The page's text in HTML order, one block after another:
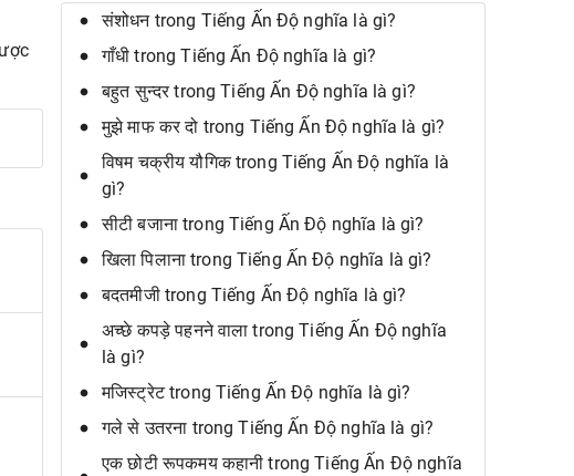
संशोधन trong Tiếng Ấn Độ nghĩa là gì?
गाँधी trong Tiếng Ấn Độ nghĩa là gì?
बहुत सुन्दर trong Tiếng Ấn Độ nghĩa là gì?
मुझे माफ कर दो trong Tiếng Ấn Độ nghĩa là gì?
विषम चक्रीय यौगिक trong Tiếng Ấn Độ nghĩa là
gì?
सीटी बजाना trong Tiếng Ấn Độ nghĩa là gì?
खिला पिलाना trong Tiếng Ấn Độ nghĩa là gì?
बदतमीजी trong Tiếng Ấn Độ nghĩa là gì?
अच्छे कपड़े पहनने वाला trong Tiếng Ấn Độ nghĩa
là gì?
मजिस्ट्रेट trong Tiếng Ấn Độ nghĩa là gì?
गले से उतरना trong Tiếng Ấn Độ nghĩa là gì?
एक छोटी रूपकमय कहानी trong Tiếng Ấn Độ nghĩa